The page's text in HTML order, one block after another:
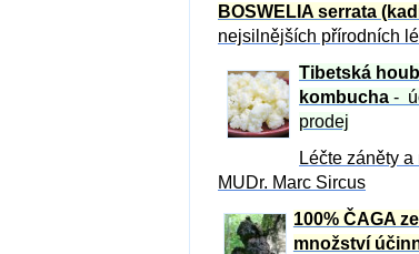
BOSWELIA serrata
nejsilnějších přírodních
Tibetská
kombucha -
prodej
Léčte záněty a
MUDr. Marc Sircus
100% ČAGA
množství